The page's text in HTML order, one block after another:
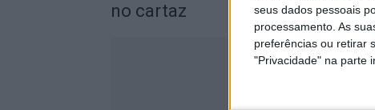
seus dados pessoais
processamento. As
preferências ou retirar
"Privacidade" na parte
no cartaz